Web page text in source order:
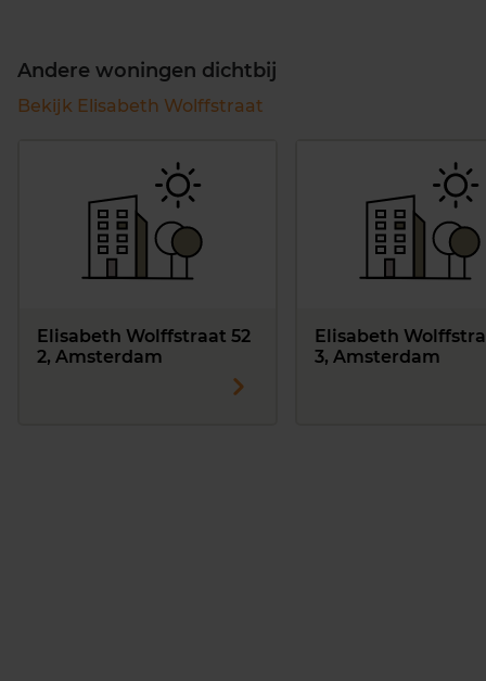
Andere woningen dichtbij
Bekijk Elisabeth Wolffstraat
Elisabeth Wolffstraat 52
2, Amsterdam
Elisabeth
3, Amsterdam